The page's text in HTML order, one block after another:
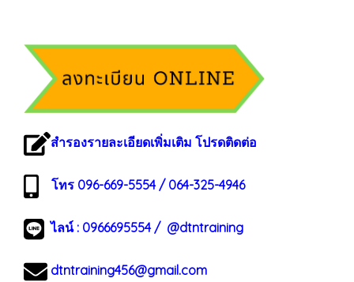
สำรองรายละเอียดเพิ่มเติม โปรดติดต่อ
โทร 096-669-5554 / 064-325-4946
ไลน์ : 0966695554/ @dtntraining
dtntraining456@gmail.com